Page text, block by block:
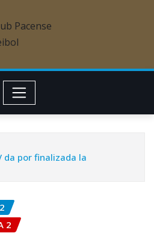
da por finalizada la
2